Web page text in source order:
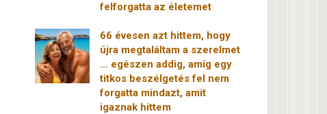
felforgatta az életemet
66 évesen azt hittem, hogy
újra megtaláltam a szerelmet
… egészen addig, amíg egy
titkos beszélgetés fel nem
forgatta mindazt, amit
igaznak hittem